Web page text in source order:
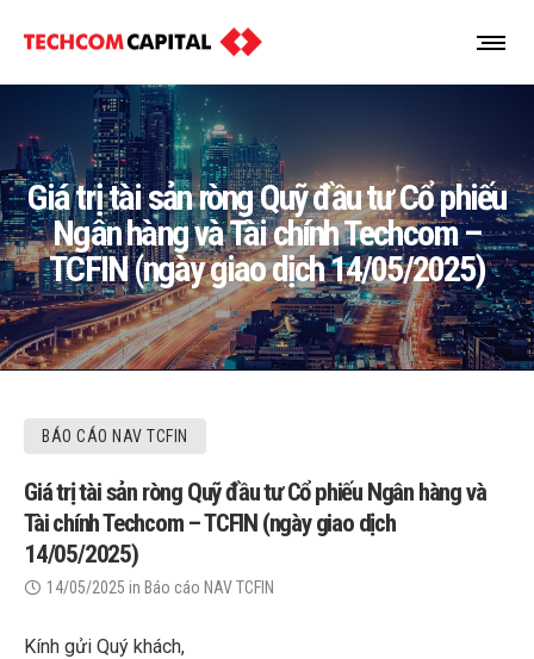
Giá trị tài sản ròng Quỹ đầu tư Cổ phiếu
Ngân hàng và Tài chính Techcom –
TCFIN (ngày giao dịch 14/05/2025)
BÁO CÁO NAV TCFIN
Giá trị tài sản ròng Quỹ đầu tư Cổ phiếu Ngân hàng và
Tài chính Techcom – TCFIN (ngày giao dịch
14/05/2025)
14/05/2025 in Báo cáo NAV TCFIN
Kính gửi Quý khách,